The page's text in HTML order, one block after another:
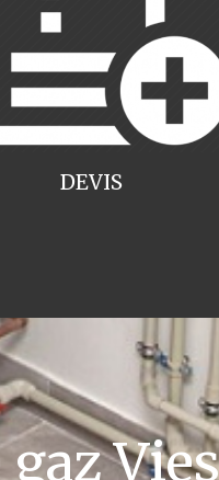
DEVIS
gaz